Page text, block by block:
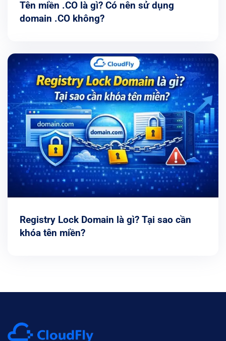
Tên miền .CO là gì? Có nên sử dụng
domain .CO không?
Registry Lock Domain là gì? Tại sao cần
khóa tên miền?